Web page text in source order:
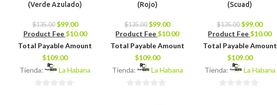
(Verde Azulado)
$135.00 $99.00
Product Fee$10.00
Total Payable Amount
$109.00
Tienda:
La Habana
(Rojo)
$135.00 $99.00
Product Fee $10.00
Total Payable Amount
$109.00
Tienda:
La Habana
(Scuad)
$135.00 $99.00
Product Fee$10.00
Total Payable Amount
$109.00
Tienda:
La Habana